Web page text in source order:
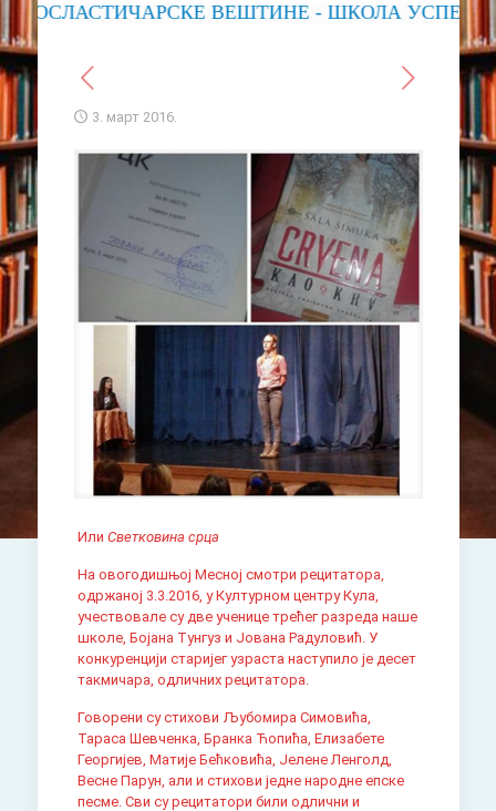
ВЕШТИНЕ - ШКОЛА УСПЕХА
3. март 2016.
Или Светковина срца
На овогодишњој Месној смотри рецитатора,
одржаној 3.3.2016, у Културном центру Кула,
учествовале су две ученице трећег разреда наше
школе, Бојана Тунгуз и Јована Радуловић. У
конкуренцији старијег узраста наступило је десет
такмичара, одличних рецитатора.
Говорени су стихови Љубомира Симовића,
Тараса Шевченка, Бранка Ћопића, Елизабете
Георгијев, Матије Бећковића, Јелене Ленголд,
Весне Парун, али и стихови једне народне епске
песме. Сви су рецитатори били одлични и